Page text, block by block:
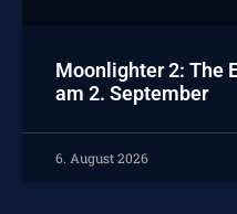
Moonlighter 2: The
am 2. September
6. August 2026